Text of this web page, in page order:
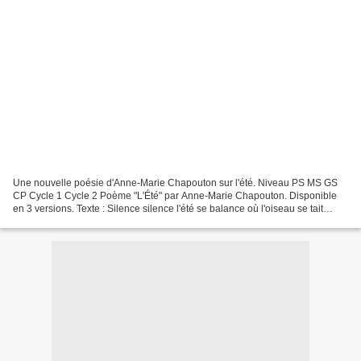
Une nouvelle poésie d'Anne-Marie Chapouton sur l'été. Niveau PS MS GS
CP Cycle 1 Cycle 2 Poème "L'Été" par Anne-Marie Chapouton. Disponible
en 3 versions. Texte : Silence silence l'été se balance où l'oiseau se tait